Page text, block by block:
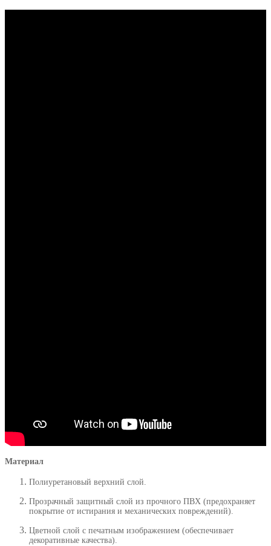
Материал
Полиуретановый верхний слой.
Прозрачный защитный слой из прочного ПВХ (предохраняет
покрытие от истирания и механических повреждений).
Цветной слой с печатным изображением (обеспечивает
декоративные качества).